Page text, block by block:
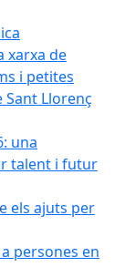
xarxa de
i petites
Llorenç
una
talent i futur
els ajuts per
persones en